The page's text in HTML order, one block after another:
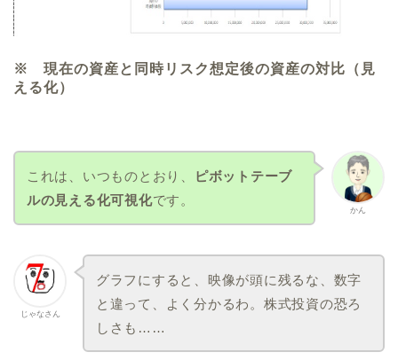
※ 現在の資産と同時リスク想定後の資産の対比（見
える化）
かん
これは、いつものとおり、
ピボットテーブ
ルの見える化可視化です。
じゃなさん
グラフにすると、映像が頭に残るな、数字
と違って、よく分かるわ。株式投資の恐ろ
しさも……